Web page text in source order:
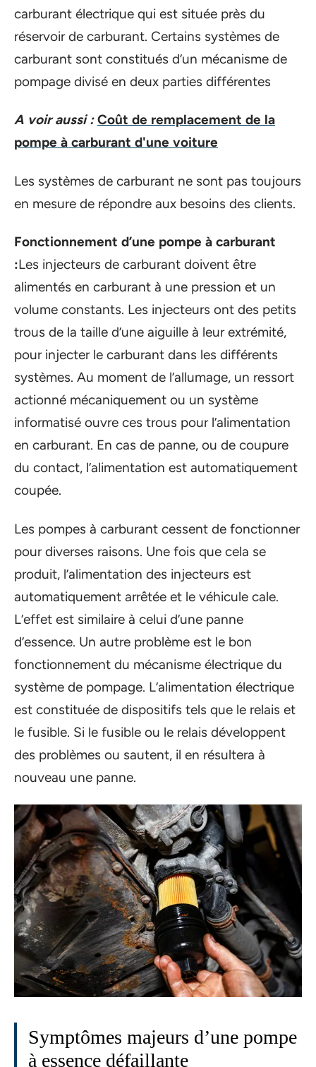
carburant électrique qui est située près du
réservoir de carburant. Certains systèmes de
carburant sont constitués d’un mécanisme de
pompage divisé en deux parties différentes
A voir aussi : Coût‌ ‌de‌ ‌remplacement‌ ‌de‌ ‌la‌
‌pompe‌ ‌à‌ ‌carburant‌ ‌d'une‌ ‌voiture‌
Les systèmes de carburant ne sont pas toujours
en mesure de répondre aux besoins des clients.
Fonctionnement d’une pompe à carburant
:Les injecteurs de carburant doivent être
alimentés en carburant à une pression et un
volume constants. Les injecteurs ont des petits
trous de la taille d’une aiguille à leur extrémité,
pour injecter le carburant dans les différents
systèmes. Au moment de l’allumage, un ressort
actionné mécaniquement ou un système
informatisé ouvre ces trous pour l’alimentation
en carburant. En cas de panne, ou de coupure
du contact, l’alimentation est automatiquement
coupée.
Les pompes à carburant cessent de fonctionner
pour diverses raisons. Une fois que cela se
produit, l’alimentation des injecteurs est
automatiquement arrêtée et le véhicule cale.
L’effet est similaire à celui d’une panne
d’essence. Un autre problème est le bon
fonctionnement du mécanisme électrique du
système de pompage. L’alimentation électrique
est constituée de dispositifs tels que le relais et
le fusible. Si le fusible ou le relais développent
des problèmes ou sautent, il en résultera à
nouveau une panne.
Symptômes majeurs d’une pompe
à essence défaillante